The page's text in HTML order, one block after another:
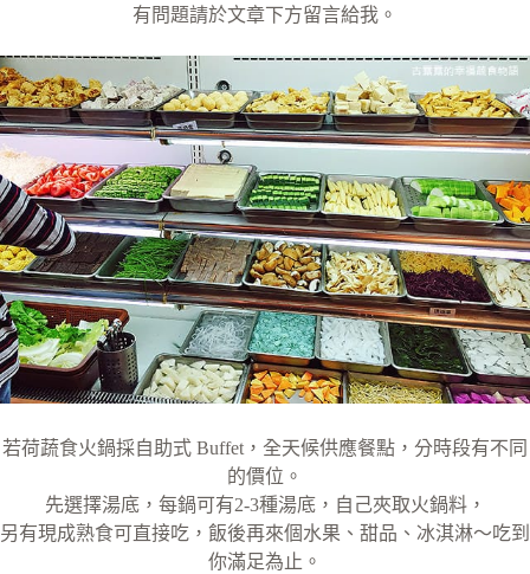
有問題請於文章下方留言給我。
若荷蔬食火鍋採自助式 Buffet，全天候供應餐點，分時段有不同
的價位。
先選擇湯底，每鍋可有2-3種湯底，自己夾取火鍋料，
另有現成熟食可直接吃，飯後再來個水果、甜品、冰淇淋～吃到
你滿足為止。